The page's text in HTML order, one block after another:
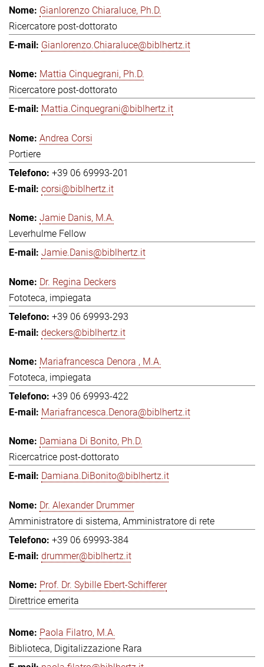
Gianlorenzo Chiaraluce, Ph.D.
Ricercatore post-dottorato
Gianlorenzo.Chiaraluce@biblhertz.it
Mattia Cinquegrani, Ph.D.
Ricercatore post-dottorato
Mattia.Cinquegrani@biblhertz.it
Andrea Corsi
Portiere
+39 06 69993-201
corsi@biblhertz.it
Jamie Danis, M.A.
Leverhulme Fellow
Jamie.Danis@biblhertz.it
Dr. Regina Deckers
Fototeca, impiegata
+39 06 69993-293
deckers@biblhertz.it
Mariafrancesca Denora , M.A.
Fototeca, impiegata
+39 06 69993-422
Mariafrancesca.Denora@biblhertz.it
Damiana Di Bonito, Ph.D.
Ricercatrice post-dottorato
Damiana.DiBonito@biblhertz.it
Dr. Alexander Drummer
Amministratore di sistema, Amministratore di rete
+39 06 69993-384
drummer@biblhertz.it
Prof. Dr. Sybille Ebert-Schifferer
Direttrice emerita
Paola Filatro, M.A.
Biblioteca, Digitalizzazione Rara